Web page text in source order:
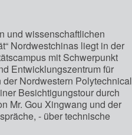
und wissenschaftlichen
Nordwestchinas liegt in der
mit Schwerpunkt
Entwicklungszentrum für
Nordwestern Polytechnical
Besichtigungstour durch
Mr. Gou Xingwang und der
- über technische